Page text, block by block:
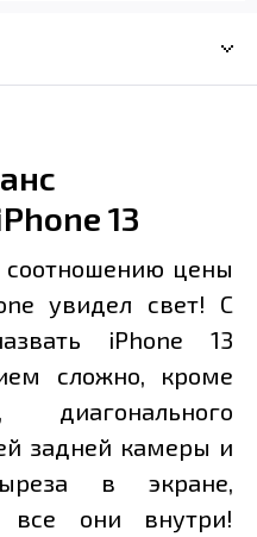
13
цены
увидел свет! С
iPhone 13
сложно, кроме
диагонального
задней камеры и
в экране,
все они внутри!